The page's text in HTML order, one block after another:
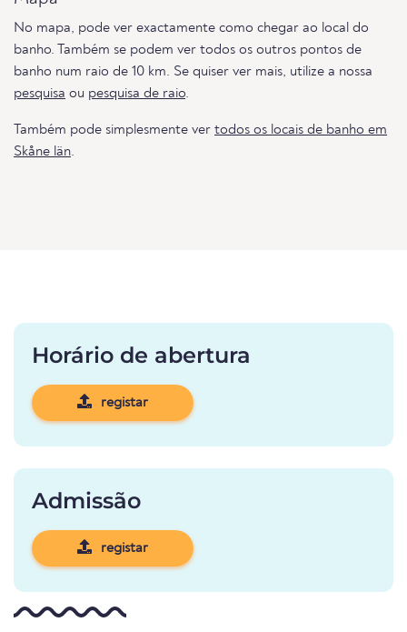
No mapa, pode ver exactamente como chegar ao local do
banho. Também se podem ver todos os outros pontos de
banho num raio de 10 km. Se quiser ver mais, utilize a nossa
pesquisa ou pesquisa de raio.
Também pode simplesmente ver todos os locais de banho em
Skåne län.
Horário de abertura
registar
Admissão
registar